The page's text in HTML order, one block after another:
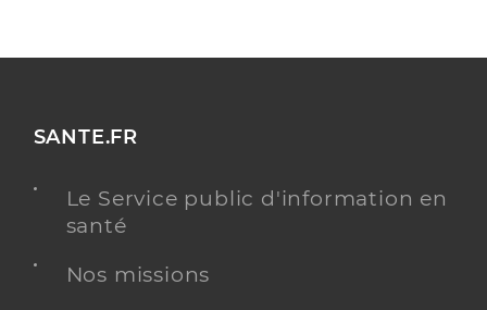
SANTE.FR
Le Service public d'information en
santé
Nos missions